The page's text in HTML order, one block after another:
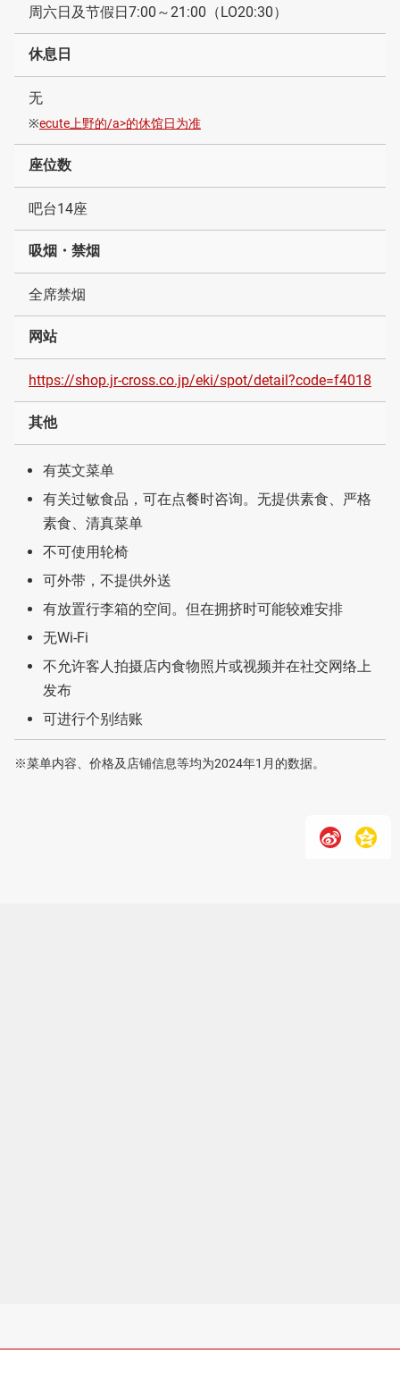
周六日及节假日7:00～21:00（LO20:30）
休息日
无
※ecute上野的/a>的休馆日为准
座位数
吧台14座
吸烟・禁烟
全席禁烟
网站
https://shop.jr-cross.co.jp/eki/spot/detail?code=f4018
其他
有英文菜单
有关过敏食品，可在点餐时咨询。无提供素食、严格
素食、清真菜单
不可使用轮椅
可外带，不提供外送
有放置行李箱的空间。但在拥挤时可能较难安排
无Wi-Fi
不允许客人拍摄店内食物照片或视频并在社交网络上
发布
可进行个别结账
※菜单内容、价格及店铺信息等均为2024年1月的数据。